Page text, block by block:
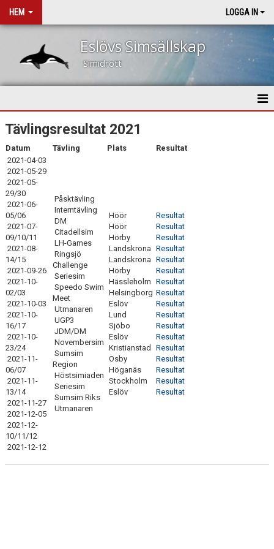
HEM LOGGA IN
Eslövs Simsällskap
Simidrott
HEM
NYHETER
OM KLUBBEN
KONTAKT
KALENDER
VÅRA TRÄNARE
TÄVLINGAR
KLUBBKLÄDER
RESULTAT & REKORD
BILDGALLERI
DOKUMENT
Tävlingsresultat 2021
Datum Tävling Plats
Resultat
2021-04-03
2021-05-29
2021-05-
29/30
2021-06-
05/06
2021-07-
09/10/11
2021-08-
14/15
2021-09-26
2021-10-
02/03
2021-10-03
2021-10-
16/17
2021-10-
23/24
2021-11-
06/07
2021-11-
13/14
2021-11-27
2021-12-05
2021-12-
10/11/12
2021-12-12
Påsktävling
Interntävling
DM
Citadellsim
LH-Games
Ringsjö
Challenge
Seriesim
Speedo Swim
Meet
Utmanaren
UGP3
JDM/DM
Novembersim
Sumsim
Region
Höstsimiaden
Seriesim
Sumsim Riks
Utmanaren
Höör
Höör
Hörby
Landskrona
Landskrona
Hörby
Hässleholm
Helsingborg
Eslöv
Lund
Sjöbo
Eslöv
Kristianstad
Osby
Höganäs
Stockholm
Eslöv
Resultat
Resultat
Resultat
Resultat
Resultat
Resultat
Resultat
Resultat
Resultat
Resultat
Resultat
Resultat
Resultat
Resultat
Resultat
Resultat
Resultat